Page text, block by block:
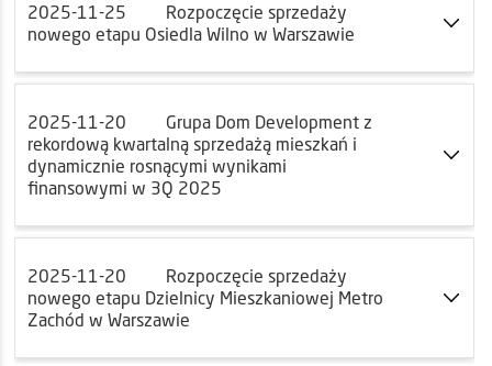
2025-11-25
Rozpoczęcie sprzedaży
nowego etapu Osiedla Wilno w Warszawie
2025-11-20
Grupa Dom Development z
rekordową kwartalną sprzedażą mieszkań i
dynamicznie rosnącymi wynikami
finansowymi w 3Q 2025
2025-11-20
Rozpoczęcie sprzedaży
nowego etapu Dzielnicy Mieszkaniowej Metro
Zachód w Warszawie